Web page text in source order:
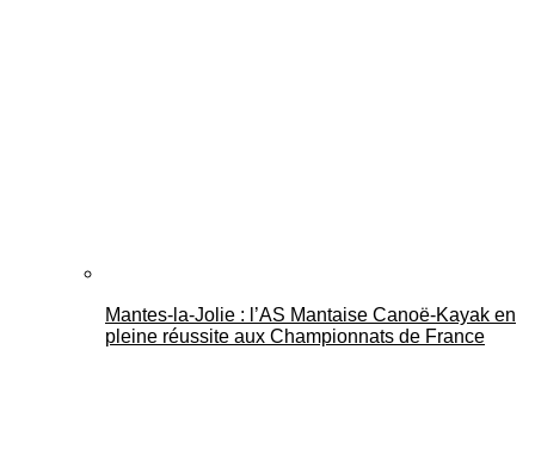
Mantes-la-Jolie : l’AS Mantaise Canoë‑Kayak en
pleine réussite aux Championnats de France